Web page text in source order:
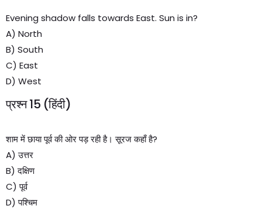
Evening shadow falls towards East. Sun is in?
A) North
B) South
C) East
D) West
प्रश्न 15 (हिंदी)
शाम में छाया पूर्व की ओर पड़ रही है। सूरज कहाँ है?
A) उत्तर
B) दक्षिण
C) पूर्व
D) पश्चिम